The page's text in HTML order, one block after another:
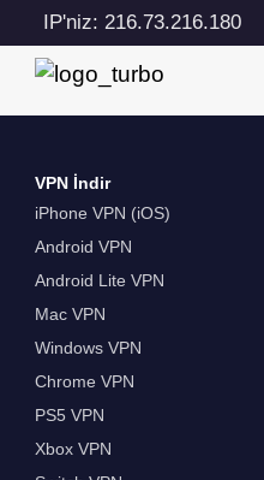
IP'niz: 216.73.216.180
VPN İndir
iPhone VPN (iOS)
Android VPN
Android Lite VPN
Mac VPN
Windows VPN
Chrome VPN
PS5 VPN
Xbox VPN